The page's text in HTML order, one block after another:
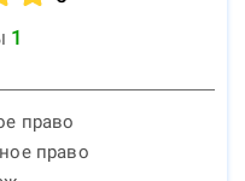
1
право
право